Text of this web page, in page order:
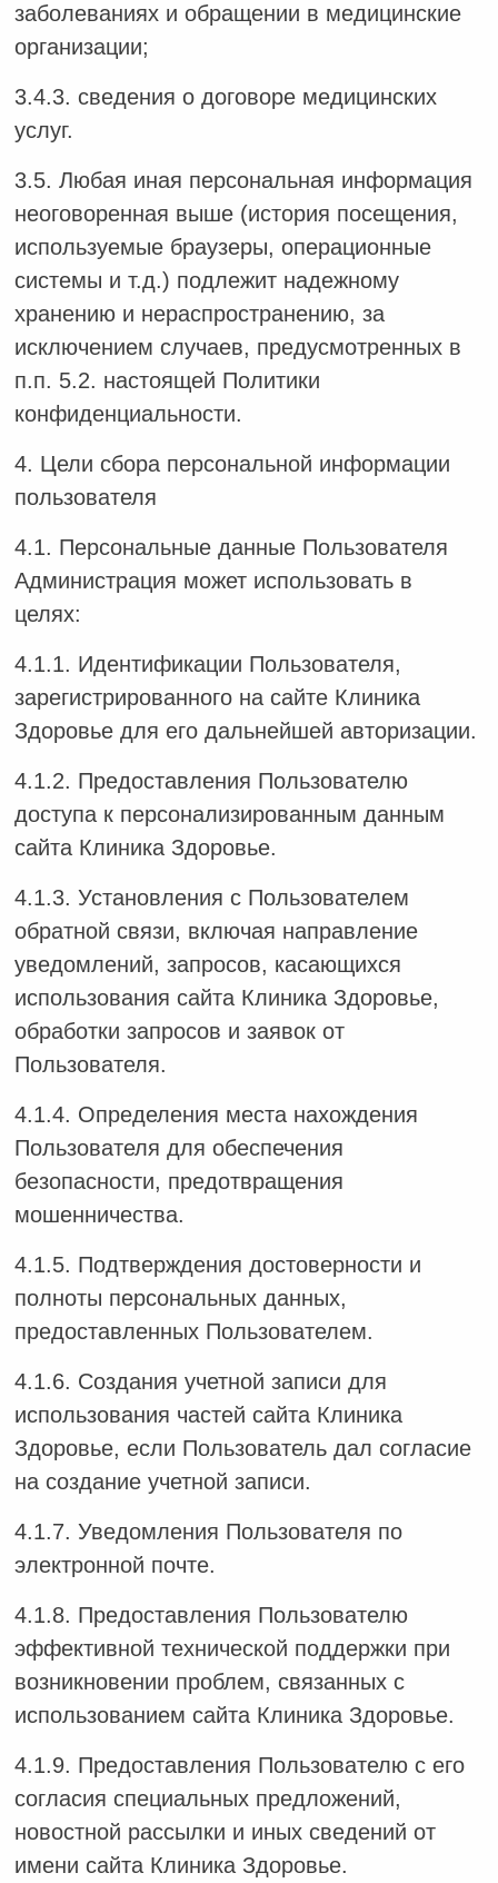
заболеваниях и обращении в медицинские
организации;
3.4.3. сведения о договоре медицинских
услуг.
3.5. Любая иная персональная информация
неоговоренная выше (история посещения,
используемые браузеры, операционные
системы и т.д.) подлежит надежному
хранению и нераспространению, за
исключением случаев, предусмотренных в
п.п. 5.2. настоящей Политики
конфиденциальности.
4. Цели сбора персональной информации
пользователя
4.1. Персональные данные Пользователя
Администрация может использовать в
целях:
4.1.1. Идентификации Пользователя,
зарегистрированного на сайте Клиника
Здоровье для его дальнейшей авторизации.
4.1.2. Предоставления Пользователю
доступа к персонализированным данным
сайта Клиника Здоровье.
4.1.3. Установления с Пользователем
обратной связи, включая направление
уведомлений, запросов, касающихся
использования сайта Клиника Здоровье,
обработки запросов и заявок от
Пользователя.
4.1.4. Определения места нахождения
Пользователя для обеспечения
безопасности, предотвращения
мошенничества.
4.1.5. Подтверждения достоверности и
полноты персональных данных,
предоставленных Пользователем.
4.1.6. Создания учетной записи для
использования частей сайта Клиника
Здоровье, если Пользователь дал согласие
на создание учетной записи.
4.1.7. Уведомления Пользователя по
электронной почте.
4.1.8. Предоставления Пользователю
эффективной технической поддержки при
возникновении проблем, связанных с
использованием сайта Клиника Здоровье.
4.1.9. Предоставления Пользователю с его
согласия специальных предложений,
новостной рассылки и иных сведений от
имени сайта Клиника Здоровье.